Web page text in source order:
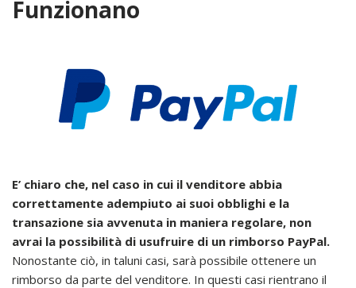
Funzionano
E’ chiaro che, nel caso in cui il venditore abbia
correttamente adempiuto ai suoi obblighi e la
transazione sia avvenuta in maniera regolare, non
avrai la possibilità di usufruire di un rimborso PayPal.
Nonostante ciò, in taluni casi, sarà possibile ottenere un
rimborso da parte del venditore. In questi casi rientrano il